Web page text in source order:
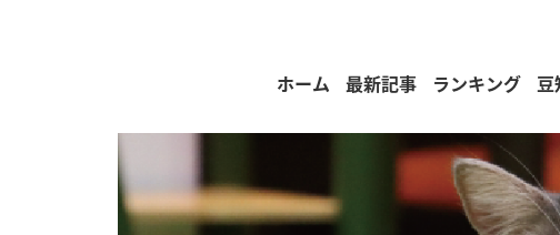
ホーム 最新記事 ランキング 豆